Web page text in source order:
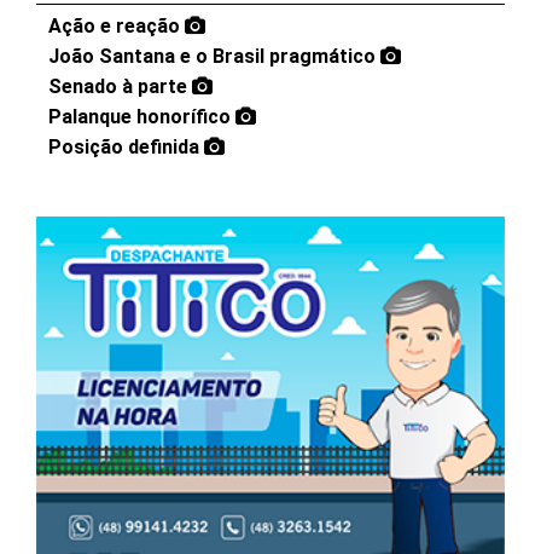
Ação e reação
João Santana e o Brasil pragmático
Senado à parte
Palanque honorífico
Posição definida